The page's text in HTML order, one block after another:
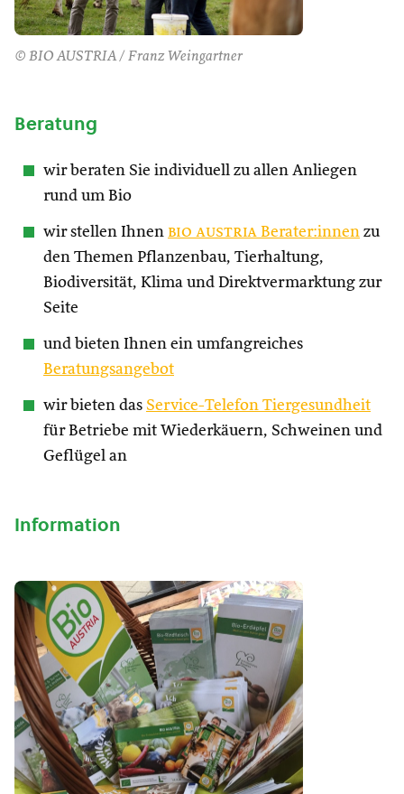
© BIO AUSTRIA / Franz Weingartner
Beratung
wir beraten Sie individuell zu allen Anliegen
rund um Bio
wir stellen Ihnen bio austria Berater:innen zu
den Themen Pflanzenbau, Tierhaltung,
Biodiversität, Klima und Direktvermarktung zur
Seite
und bieten Ihnen ein umfangreiches
Beratungsangebot
wir bieten das Service-Telefon Tiergesundheit
für Betriebe mit Wiederkäuern, Schweinen und
Geflügel an
Information